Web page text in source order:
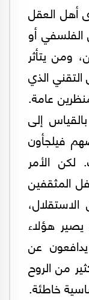
أهل العقل
الفلسفي أو
ومن يتأثر
الذي
عامة.
إلى
فيلجأون
لكن الأمر
المثقفين
هؤلاء
يدافعون عن
من الروح
خاطئة.